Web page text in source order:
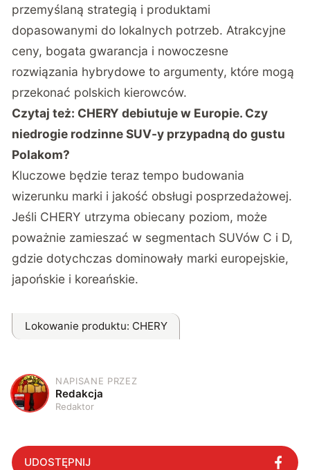
przemyślaną strategią i produktami
dopasowanymi do lokalnych potrzeb. Atrakcyjne
ceny, bogata gwarancja i nowoczesne
rozwiązania hybrydowe to argumenty, które mogą
przekonać polskich kierowców.
Czytaj też: CHERY debiutuje w Europie. Czy
niedrogie rodzinne SUV-y przypadną do gustu
Polakom?
Kluczowe będzie teraz tempo budowania
wizerunku marki i jakość obsługi posprzedażowej.
Jeśli CHERY utrzyma obiecany poziom, może
poważnie zamieszać w segmentach SUVów C i D,
gdzie dotychczas dominowały marki europejskie,
japońskie i koreańskie.
Lokowanie produktu: CHERY
R
NAPISANE PRZEZ
Redakcja
Redaktor
UDOSTĘPNIJ